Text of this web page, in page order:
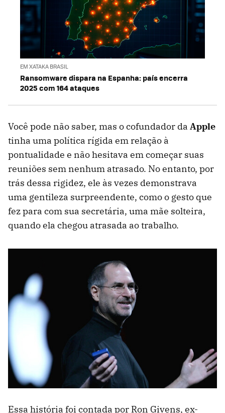
EM XATAKA BRASIL
Ransomware dispara na Espanha: país encerra
2025 com 164 ataques
Você pode não saber, mas o cofundador da Apple
tinha uma política rígida em relação à
pontualidade e não hesitava em começar suas
reuniões sem nenhum atrasado. No entanto, por
trás dessa rigidez, ele às vezes demonstrava
uma gentileza surpreendente, como o gesto que
fez para com sua secretária, uma mãe solteira,
quando ela chegou atrasada ao trabalho.
Essa história foi contada por Ron Givens, ex-